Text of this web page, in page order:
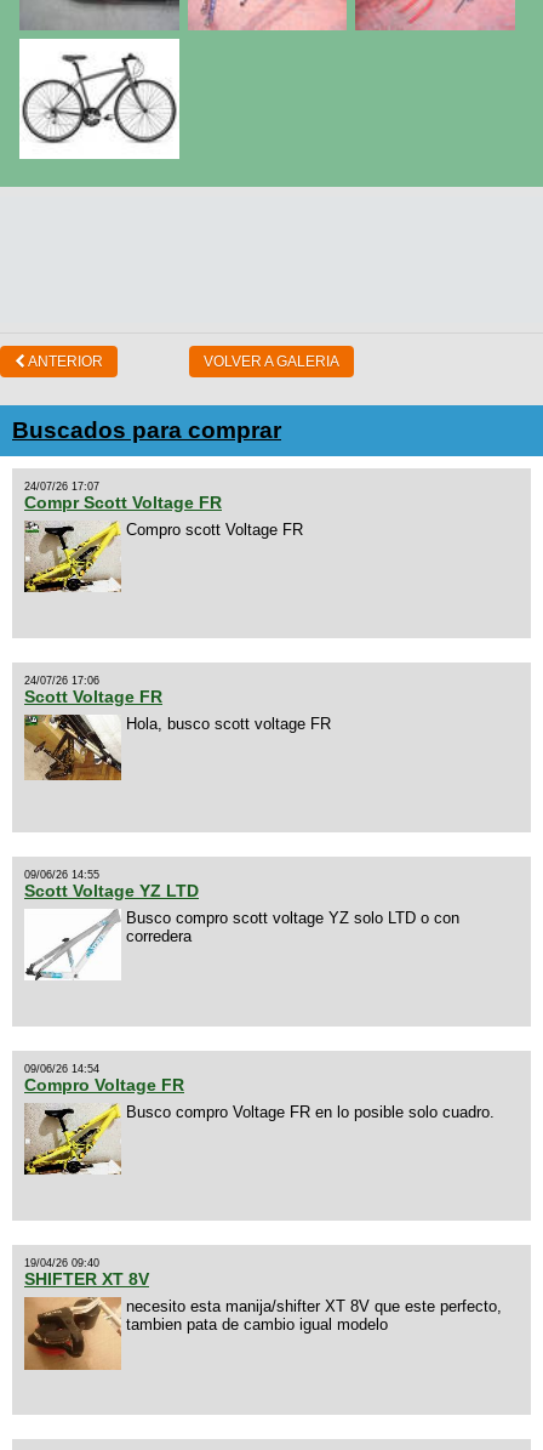
ANTERIOR VOLVER A GALERIA
Buscados para comprar
24/07/26 17:07
Compr Scott Voltage FR
Compro scott Voltage FR
24/07/26 17:06
Scott Voltage FR
Hola, busco scott voltage FR
09/06/26 14:55
Scott Voltage YZ LTD
Busco compro scott voltage YZ solo LTD o con
corredera
09/06/26 14:54
Compro Voltage FR
Busco compro Voltage FR en lo posible solo cuadro.
19/04/26 09:40
SHIFTER XT 8V
necesito esta manija/shifter XT 8V que este perfecto,
tambien pata de cambio igual modelo